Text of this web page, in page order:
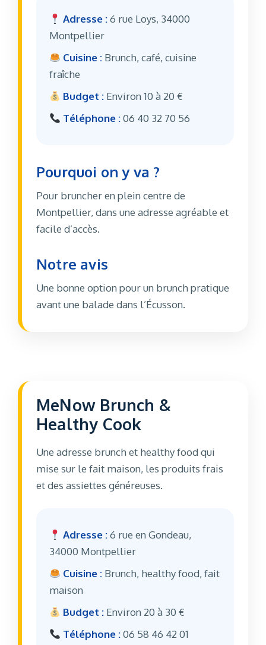
Adresse :6 rue Loys, 34000
Montpellier
Cuisine : Brunch, café, cuisine
fraîche
Budget : Environ 10 à 20 €
Téléphone :06 40 32 70 56
Pourquoi on y va ?
Pour bruncher en plein centre de
Montpellier, dans une adresse agréable et
facile d’accès.
Notre avis
Une bonne option pour un brunch pratique
avant une balade dans l’Écusson.
MeNow Brunch &
Healthy Cook
Une adresse brunch et healthy food qui
mise sur le fait maison, les produits frais
et des assiettes généreuses.
Adresse :6 rue en Gondeau,
34000 Montpellier
Cuisine : Brunch, healthy food, fait
maison
Budget : Environ 20 à 30 €
Téléphone :06 58 46 42 01